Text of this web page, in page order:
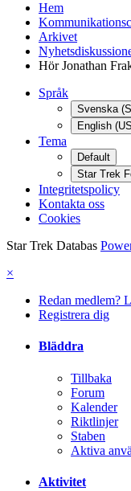
Hem
Arkivet
Hör Jonathan
Språk
Svenska
English
Tema
Default
Star Trek
Integritetspolicy
Kontakta oss
Cookies
Star Trek Databas
×
Redan medlem?
Registrera dig
Bläddra
Tillbaka
Forum
Kalender
Riktlinjer
Staben
Aktiva
Aktivitet